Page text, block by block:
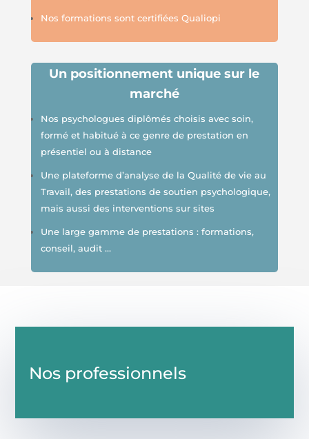
Nos formations sont certifiées Qualiopi
Un positionnement unique sur le
marché
Nos psychologues diplômés choisis avec soin,
formé et habitué à ce genre de prestation en
présentiel ou à distance
Une plateforme d’analyse de la Qualité de vie au
Travail, des prestations de soutien psychologique,
mais aussi des interventions sur sites
Une large gamme de prestations : formations,
conseil, audit …
Nos professionnels